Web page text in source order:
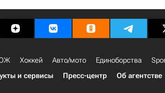
Хоккей Авто/мото Единоборства
и сервисы Пресс-центр Об агентстве